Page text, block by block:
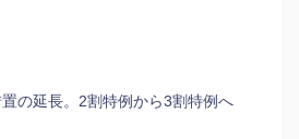
の延長。2割特例から3割特例へ